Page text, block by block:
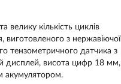
велику кількість циклів
виготовленого з нержавіючої
тензометричного датчика з
дисплей, висота цифр 18 мм,
акумулятором.